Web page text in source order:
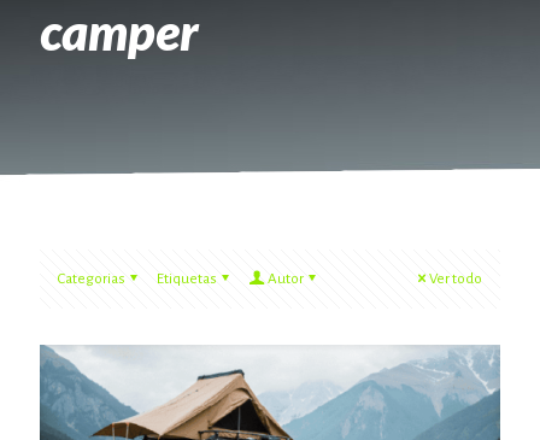
camper
Categorias Etiquetas Autor Ver todo